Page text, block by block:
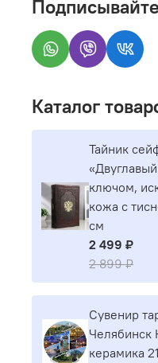
Каталог
Тайник
ключом,
кожа с
см
2 499 ₽
2 899 ₽
Сувенир
Челябинск
керамика